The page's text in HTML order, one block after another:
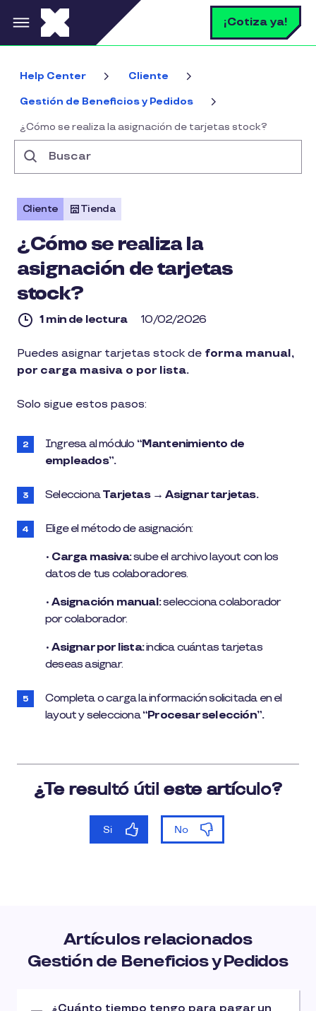
Pasar al contenido principal ¡Cotiza ya!
Help Center Cliente
Gestión de Beneficios y Pedidos
¿Cómo se realiza la asignación de tarjetas stock?
Cliente Tienda
¿Cómo se realiza la
asignación de tarjetas
stock?
1 min de lectura 10/02/2026
1
de
Puedes asignar tarjetas stock de forma manual,
por carga masiva o por lista.
Solo sigue estos pasos:
Ingresa al módulo “Mantenimiento de
empleados”.
SeleccionaTarjetas → Asignar tarjetas.
Elige el método de asignación:
• Carga masiva:sube el archivo layout con los
datos de tus colaboradores.
•Asignación manual:selecciona colaborador
por colaborador.
•Asignar por lista:indica cuántas tarjetas
deseas asignar.
Completa o carga la información solicitada en el
layout y selecciona“Procesar selección”.
Artículos relacionados
Gestión de Beneficios y Pedidos